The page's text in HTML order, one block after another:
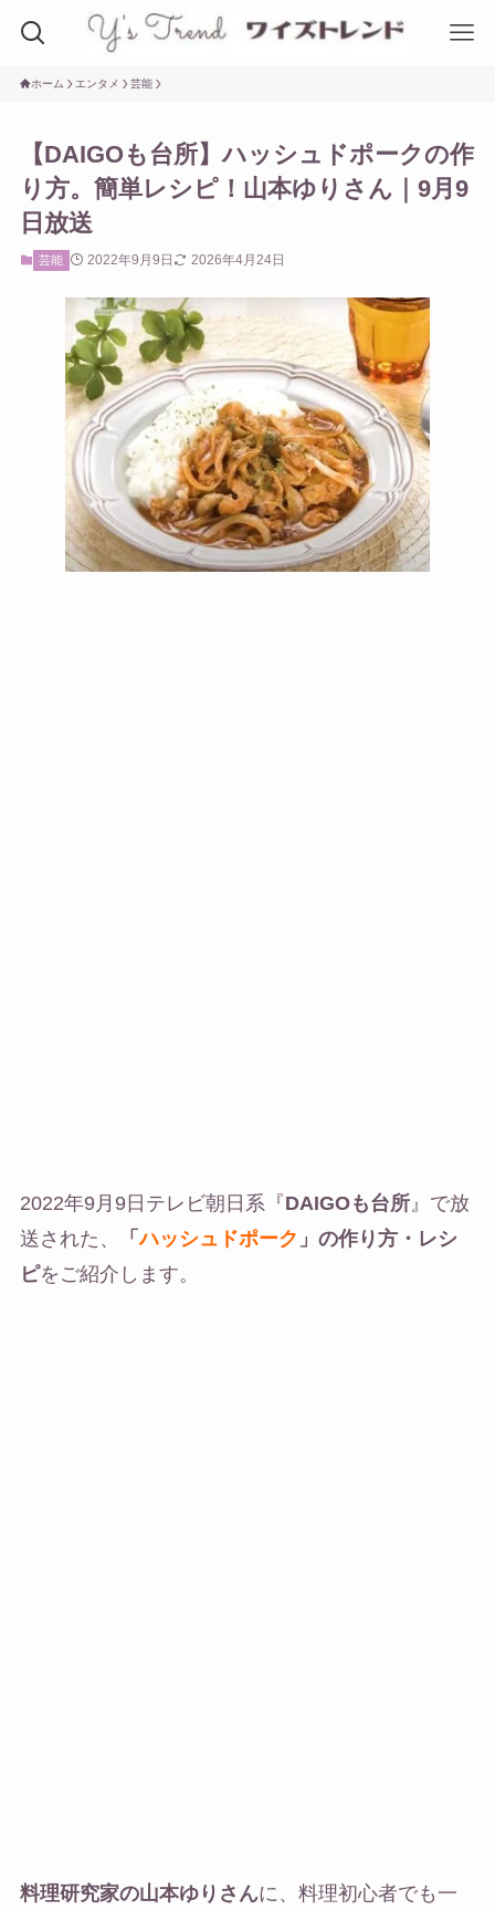
ホーム エンタメ 芸能
【DAIGOも台所】ハッシュドポークの作
り方。簡単レシピ！山本ゆりさん｜9月9
日放送
芸能 2022年9月9日 2026年4月24日
2022年9月9日テレビ朝日系『DAIGOも台所』で放
送された、
「ハッシュドポーク 」の作り方・レシ
ピをご紹介します。
料理研究家の山本ゆりさんに、料理初心者でも一